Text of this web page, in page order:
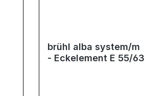
brühl alba system/m
- Eckelement E 55/63